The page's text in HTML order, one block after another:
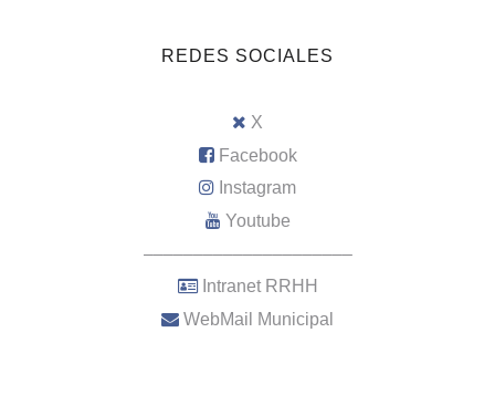
REDES SOCIALES
X
Facebook
Instagram
Youtube
–––––––––––––––––––––
Intranet RRHH
WebMail Municipal